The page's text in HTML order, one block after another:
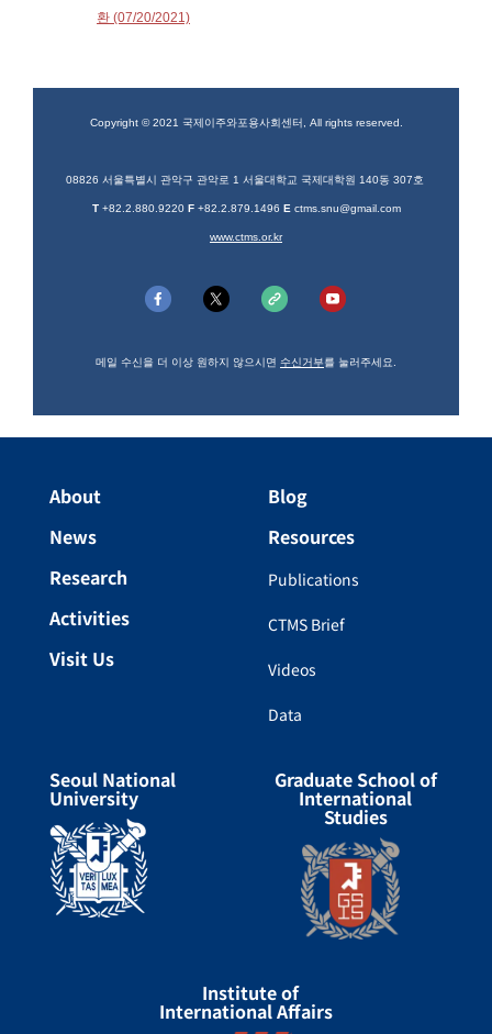
환 (07/20/2021)
Copyright © 2021 국제이주와포용사회센터, All rights reserved.
08826 서울특별시 관악구 관악로 1 서울대학교 국제대학원 140동 307호
T+82.2.880.9220 F+82.2.879.1496 E ctms.snu@gmail.com
www.ctms.or.kr
메일 수신을 더 이상 원하지 않으시면 수신거부를 눌러주세요.
About
News
Research
Activities
Visit Us
Blog
Resources
Publications
CTMS Brief
Videos
Data
Seoul National
University
Graduate School of
International
Studies
Institute of
International Affairs